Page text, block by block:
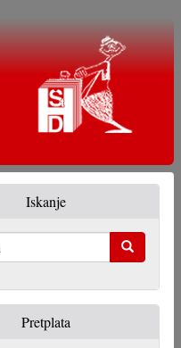
Iskanje
Pretplata